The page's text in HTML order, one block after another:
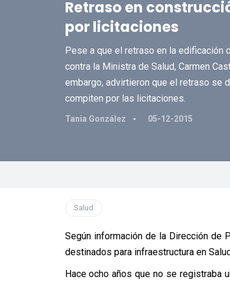
Retraso en
por licitaciones
Pese a que el retraso en la edificación
contra la Ministra de Salud, Carmen
embargo, advirtieron que el retraso se
compiten por las licitaciones.
Tania González 05-12-2015
Salud
Según información de la Dirección
destinados para infraestructura en
Hace ocho años que no se registraba